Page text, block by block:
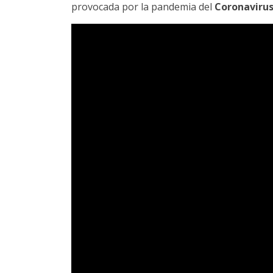
provocada por la pandemia del Coronavirus